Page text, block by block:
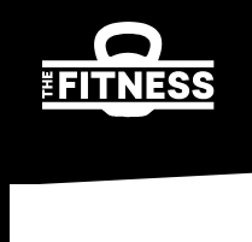
sadržaja